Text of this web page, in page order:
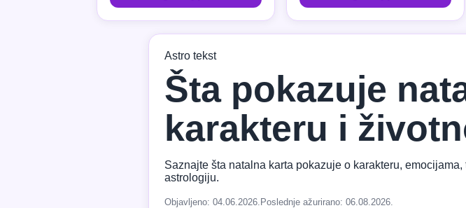
Astro tekst
Šta pokazuje
karakteru i
Saznajte šta natalna karta pokazuje o karakteru,
astrologiju.
Objavljeno: 04.06.2026. Poslednje ažurirano: 06.08.2026.